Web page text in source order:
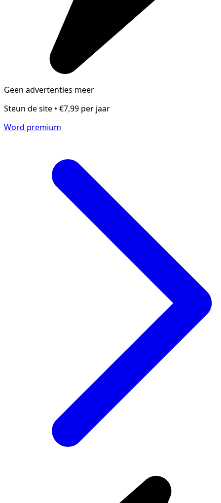
Geen advertenties meer
Steun de site • €7,99 per jaar
Word premium